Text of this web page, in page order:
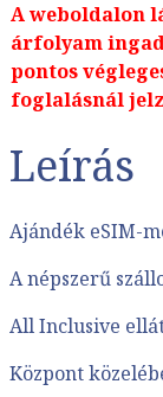
A weboldalon
árfolyam
pontos
foglalásnál
Leírás
Ajándék eSIM-
A népszerű
All Inclusive
Központ